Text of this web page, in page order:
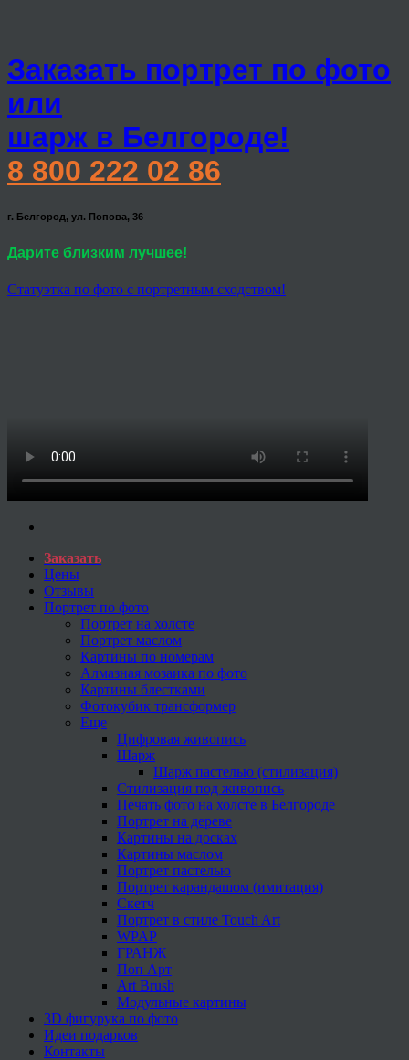
Заказать портрет по фото
или
шарж в Белгороде!
8 800 222 02 86
г. Белгород, ул. Попова, 36
Дарите близким лучшее!
Статуэтка по фото с портретным сходством!
Заказать
Цены
Отзывы
Портрет по фото
Портрет на холсте
Портрет маслом
Картины по номерам
Алмазная мозаика по фото
Картины блестками
Фотокубик трансформер
Еще
Цифровая живопись
Шарж
Шарж пастелью (стилизация)
Стилизация под живопись
Печать фото на холсте в Белгороде
Портрет на дереве
Картины на досках
Картины маслом
Портрет пастелью
Портрет карандашом (имитация)
Скетч
Портрет в стиле Touch Art
WPAP
ГРАНЖ
Поп Арт
Art Brush
Модульные картины
3D фигурука по фото
Идеи подарков
Контакты